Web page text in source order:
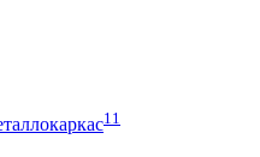
11